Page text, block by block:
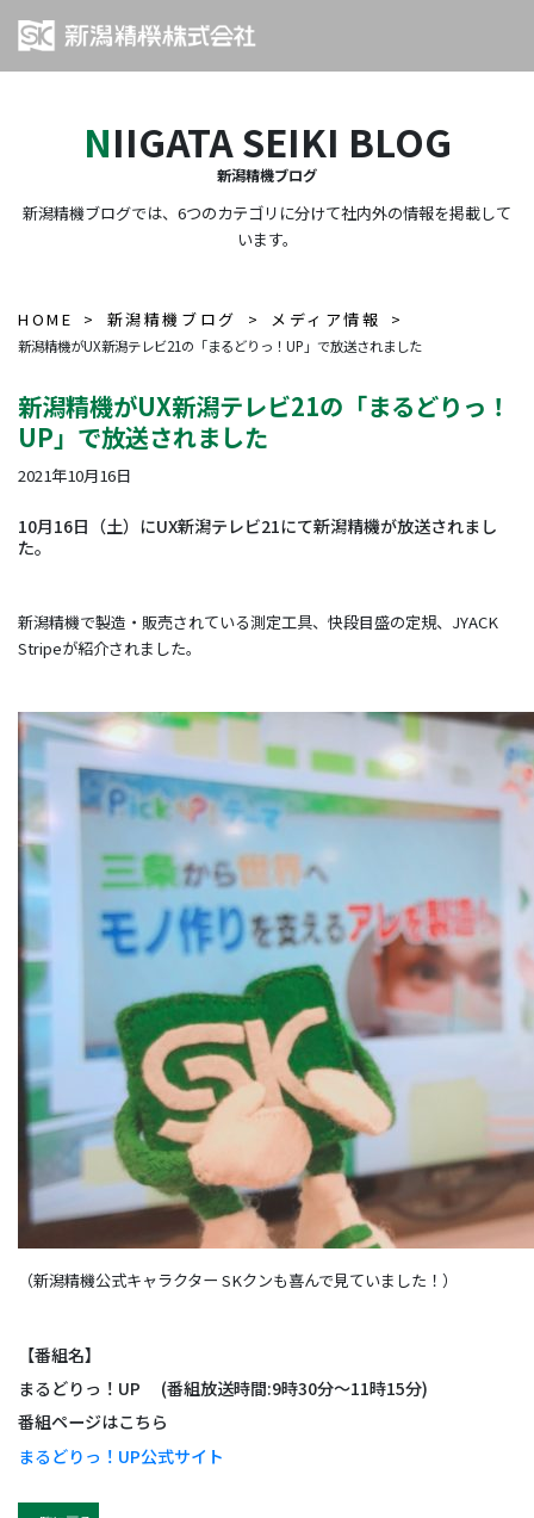
NIIGATA SEIKI BLOG
新潟精機ブログ
新潟精機ブログでは、6つのカテゴリに分けて社内外の情報を掲載して
います。
HOME 新潟精機ブログ メディア情報
新潟精機がUX新潟テレビ21の「まるどりっ！UP」で放送されました
新潟精機がUX新潟テレビ21の「まるどりっ！
UP」で放送されました
2021年10月16日
10月16日（土）にUX新潟テレビ21にて新潟精機が放送されまし
た。
新潟精機で製造・販売されている測定工具、快段目盛の定規、JYACK
Stripeが紹介されました。
（新潟精機公式キャラクター SKクンも喜んで見ていました！）
【番組名】
まるどりっ！UP (番組放送時間:9時30分～11時15分)
番組ページはこちら
まるどりっ！UP公式サイト